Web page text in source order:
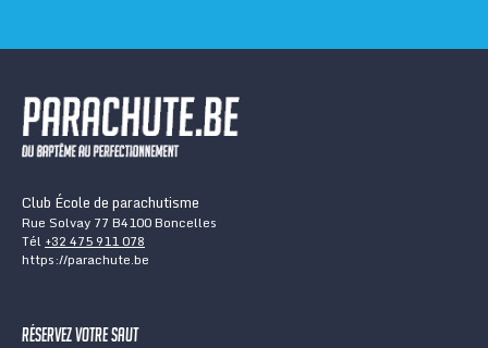
Club École de parachutisme
Rue Solvay 77 B4100 Boncelles
Tél +32 475 911 078
https://parachute.be
Réservez votre saut